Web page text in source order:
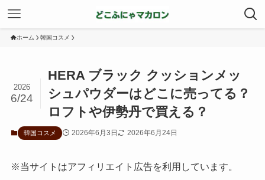
ホーム 韓国コスメ
HERA ブラック クッションメッ
シュパウダーはどこに売ってる？
ロフトや伊勢丹で買える？
2026
6/24
韓国コスメ 2026年6月3日 2026年6月24日
※当サイトはアフィリエイト広告を利用しています。